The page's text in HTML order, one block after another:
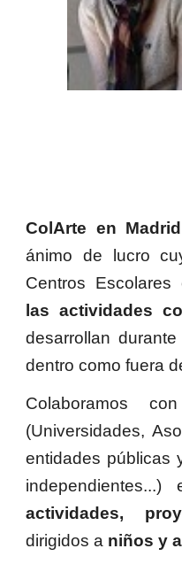
ColArte en Madrid
ánimo de lucro
Centros
las actividades
desarrollan
dentrocomofuera
Colaboramos
(Universidades,
entidades públicas
actividades,
dirigidos a niños y